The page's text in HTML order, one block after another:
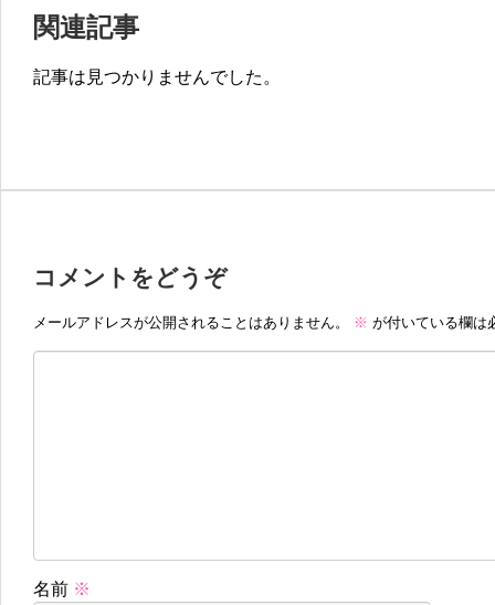
関連記事
記事は見つかりませんでした。
コメントをどうぞ
メールアドレスが公開されることはありません。 ※ が付いている欄は
名前 ※